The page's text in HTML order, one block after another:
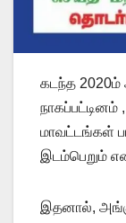
கடந்த 2020ம்
நாகப்பட்டினம்
மாவட்டங்கள்
இடம்பெறும் என
இதனால்,